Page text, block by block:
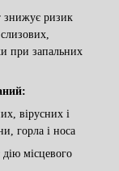
знижує ризик
при запальних
вірусних і
горла і носа
місцевого